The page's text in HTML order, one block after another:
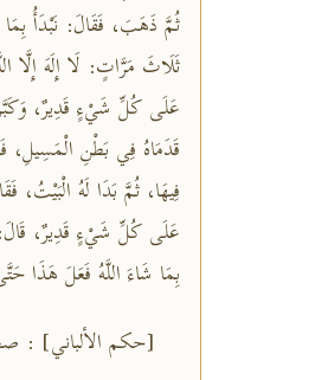
ثُمَّ ذَهَبَ، فَقَالَ: نَبْدَأُ بِمَا
ثَلَاثَ مَرَّاتٍ: لَا إِلَهَ إِلَّا
عَلَى كُلِّ شَيْءٍ قَدِيرٌ،
قَدَمَاهُ فِي بَطْنِ
فِيهَا، ثُمَّ بَدَا لَهُ الْبَيْتُ،
عَلَى كُلِّ شَيْءٍ قَدِيرٌ،
بِمَا شَاءَ اللَّهُ فَعَلَ هَذَا
[حكم الألباني] :